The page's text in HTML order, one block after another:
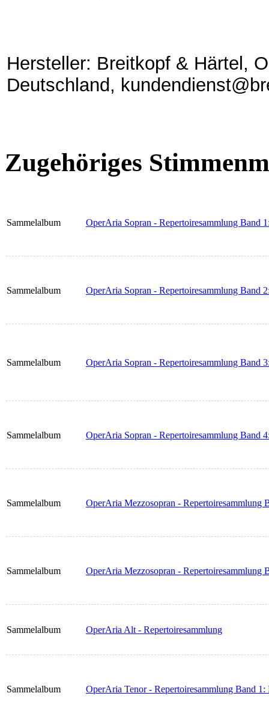
Hersteller: Breitkopf & Härtel,
Deutschland,
Zugehöriges
Sammelalbum OperAria Sopran - Repertoiresammlung Band
Sammelalbum OperAria Sopran - Repertoiresammlung Band
Sammelalbum OperAria Sopran - Repertoiresammlung Band
Sammelalbum OperAria Sopran - Repertoiresammlung Band
Sammelalbum OperAria Mezzosopran - Repertoiresammlung
Sammelalbum OperAria Mezzosopran - Repertoiresammlung
Sammelalbum OperAria Alt - Repertoiresammlung
Sammelalbum OperAria Tenor - Repertoiresammlung Band 1: